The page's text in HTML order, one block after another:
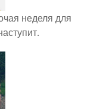
неделя для